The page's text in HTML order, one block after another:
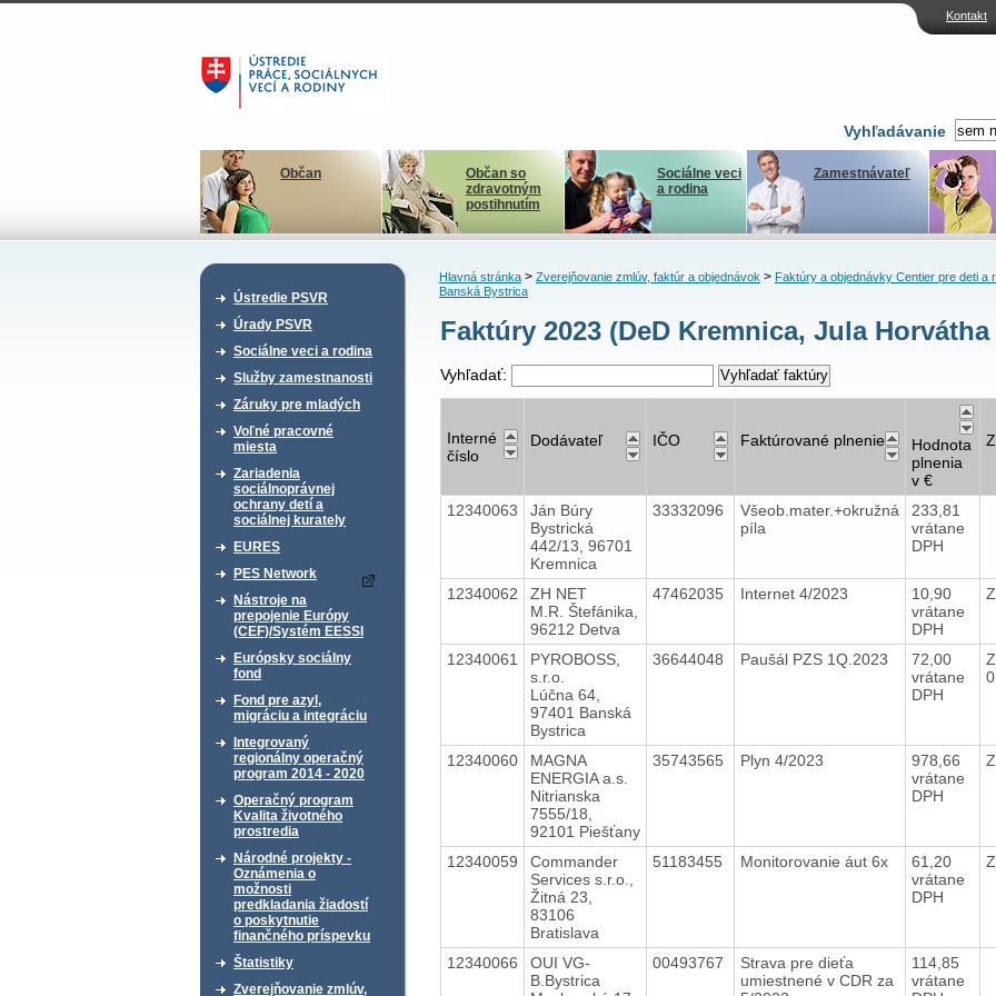
Kontakt
Vyhľadávanie
Občan
Občan so
zdravotným
postihnutím
Sociálne veci
a rodina
Zamestnávateľ
Ústredie PSVR
Úrady PSVR
Sociálne veci a rodina
Služby zamestnanosti
Záruky pre mladých
Voľné pracovné
miesta
Zariadenia
sociálnoprávnej
ochrany detí a
sociálnej kurately
EURES
PES Network
Nástroje na
prepojenie Európy
(CEF)/Systém EESSI
Európsky sociálny
fond
Fond pre azyl,
migráciu a integráciu
Integrovaný
regionálny operačný
program 2014 - 2020
Operačný program
Kvalita životného
prostredia
Národné projekty -
Oznámenia o
možnosti
predkladania žiadostí
o poskytnutie
finančného príspevku
Štatistiky
Zverejňovanie zmlúv,
Hlavná stránka> Zverejňovanie zmlúv, faktúr a objednávok> Faktúry a objednávky Centier pre deti a
Banská Bystrica
Faktúry 2023 (DeD Kremnica, Jula Horvátha
Vyhľadať:
Interné
číslo
Dodávateľ IČO Faktúrované plnenie
Hodnota
plnenia
v €
12340063
Ján Búry
Bystrická
442/13, 96701
Kremnica
33332096
Všeob.mater.+okružná
píla
233,81
vrátane
DPH
12340062
ZH NET
M.R. Štefánika,
96212 Detva
47462035 Internet 4/2023
10,90
vrátane
DPH
12340061
PYROBOSS,
s.r.o.
Lúčna 64,
97401 Banská
Bystrica
36644048 Paušál PZS 1Q.2023
72,00
vrátane
DPH
12340060
MAGNA
ENERGIA a.s.
Nitrianska
7555/18,
92101 Piešťany
35743565 Plyn 4/2023
978,66
vrátane
DPH
12340059
Commander
Services s.r.o.,
Žitná 23,
83106
Bratislava
51183455 Monitorovanie áut 6x
61,20
vrátane
DPH
12340066
OUI VG-
B.Bystrica
00493767
Strava pre dieťa
umiestnené v CDR za
114,85
vrátane